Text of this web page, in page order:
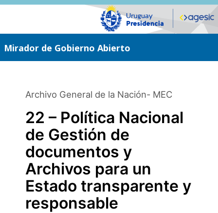
Saltar
Mirador de Gobierno Abierto
Archivo General de la Nación- MEC
22 – Política Nacional
de Gestión de
documentos y
Archivos para un
Estado transparente y
responsable